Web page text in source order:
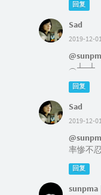
回复
Sad
2019-12-
︵┴─┴
回复
Sad
2019-12-
率惨不
回复
sunpma